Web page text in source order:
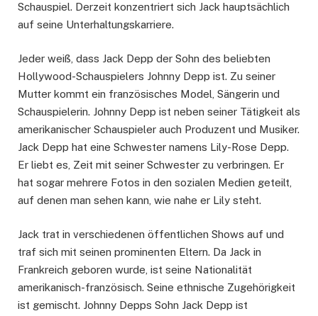
Schauspiel. Derzeit konzentriert sich Jack hauptsächlich
auf seine Unterhaltungskarriere.
Jeder weiß, dass Jack Depp der Sohn des beliebten
Hollywood-Schauspielers Johnny Depp ist. Zu seiner
Mutter kommt ein französisches Model, Sängerin und
Schauspielerin. Johnny Depp ist neben seiner Tätigkeit als
amerikanischer Schauspieler auch Produzent und Musiker.
Jack Depp hat eine Schwester namens Lily-Rose Depp.
Er liebt es, Zeit mit seiner Schwester zu verbringen. Er
hat sogar mehrere Fotos in den sozialen Medien geteilt,
auf denen man sehen kann, wie nahe er Lily steht.
Jack trat in verschiedenen öffentlichen Shows auf und
traf sich mit seinen prominenten Eltern. Da Jack in
Frankreich geboren wurde, ist seine Nationalität
amerikanisch-französisch. Seine ethnische Zugehörigkeit
ist gemischt. Johnny Depps Sohn Jack Depp ist